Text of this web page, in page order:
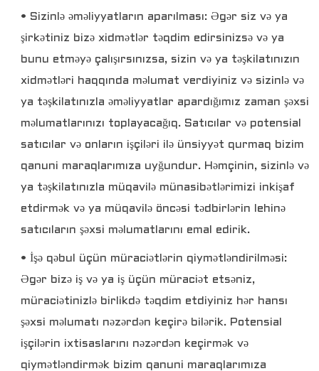
• Sizinlə əməliyyatların aparılması: Əgər siz və ya
şirkətiniz bizə xidmətlər təqdim edirsinizsə və ya
bunu etməyə çalışırsınızsa, sizin və ya təşkilatınızın
xidmətləri haqqında məlumat verdiyiniz və sizinlə və
ya təşkilatınızla əməliyyatlar apardığımız zaman şəxsi
məlumatlarınızı toplayacağıq. Satıcılar və potensial
satıcılar və onların işçiləri ilə ünsiyyət qurmaq bizim
qanuni maraqlarımıza uyğundur. Həmçinin, sizinlə və
ya təşkilatınızla müqavilə münasibətlərimizi inkişaf
etdirmək və ya müqavilə öncəsi tədbirlərin lehinə
satıcıların şəxsi məlumatlarını emal edirik.
• İşə qəbul üçün müraciətlərin qiymətləndirilməsi:
Əgər bizə iş və ya iş üçün müraciət etsəniz,
müraciətinizlə birlikdə təqdim etdiyiniz hər hansı
şəxsi məlumatı nəzərdən keçirə bilərik. Potensial
işçilərin ixtisaslarını nəzərdən keçirmək və
qiymətləndirmək bizim qanuni maraqlarımıza